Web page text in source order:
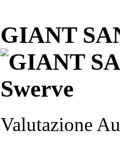
GIANT
Valutazione